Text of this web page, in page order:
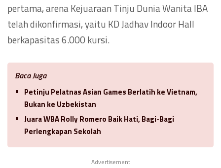
pertama, arena Kejuaraan Tinju Dunia Wanita IBA
telah dikonfirmasi, yaitu KD Jadhav Indoor Hall
berkapasitas 6.000 kursi.
Baca Juga
Petinju Pelatnas Asian Games Berlatih ke Vietnam,
Bukan ke Uzbekistan
Juara WBA Rolly Romero Baik Hati, Bagi-Bagi
Perlengkapan Sekolah
Advertisement